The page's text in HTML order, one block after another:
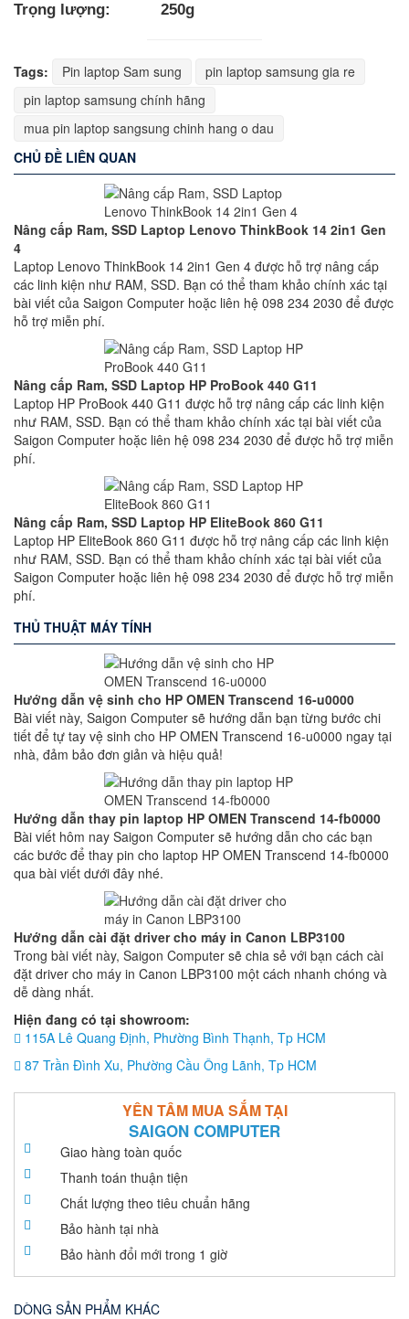
Trọng lượng: 250g
Tags: Pin laptop Sam sung
pin laptop samsung gia re
pin laptop samsung chính hãng
mua pin laptop sangsung chinh hang o dau
CHỦ ĐỀ LIÊN QUAN
Nâng cấp Ram, SSD Laptop Lenovo ThinkBook 14 2in1 Gen
4
Laptop Lenovo ThinkBook 14 2in1 Gen 4 được hỗ trợ nâng cấp
các linh kiện như RAM, SSD. Bạn có thể tham khảo chính xác tại
bài viết của Saigon Computer hoặc liên hệ 098 234 2030 để được
hỗ trợ miễn phí.
Nâng cấp Ram, SSD Laptop HP ProBook 440 G11
Laptop HP ProBook 440 G11 được hỗ trợ nâng cấp các linh kiện
như RAM, SSD. Bạn có thể tham khảo chính xác tại bài viết của
Saigon Computer hoặc liên hệ 098 234 2030 để được hỗ trợ miễn
phí.
Nâng cấp Ram, SSD Laptop HP EliteBook 860 G11
Laptop HP EliteBook 860 G11 được hỗ trợ nâng cấp các linh kiện
như RAM, SSD. Bạn có thể tham khảo chính xác tại bài viết của
Saigon Computer hoặc liên hệ 098 234 2030 để được hỗ trợ miễn
phí.
THỦ THUẬT MÁY TÍNH
Hướng dẫn vệ sinh cho HP OMEN Transcend 16-u0000
Bài viết này, Saigon Computer sẽ hướng dẫn bạn từng bước chi
tiết để tự tay vệ sinh cho HP OMEN Transcend 16-u0000 ngay tại
nhà, đảm bảo đơn giản và hiệu quả!
Hướng dẫn thay pin laptop HP OMEN Transcend 14-fb0000
Bài viết hôm nay Saigon Computer sẽ hướng dẫn cho các bạn
các bước để thay pin cho laptop HP OMEN Transcend 14-fb0000
qua bài viết dưới đây nhé.
Hướng dẫn cài đặt driver cho máy in Canon LBP3100
Trong bài viết này, Saigon Computer sẽ chia sẻ với bạn cách cài
đặt driver cho máy in Canon LBP3100 một cách nhanh chóng và
dễ dàng nhất.
Hiện đang có tại showroom:
115A Lê Quang Định, Phường Bình Thạnh, Tp HCM
87 Trần Đình Xu, Phường Cầu Ông Lãnh, Tp HCM
YÊN TÂM MUA SẮM TẠI
SAIGON COMPUTER
Giao hàng toàn quốc
Thanh toán thuận tiện
Chất lượng theo tiêu chuẩn hãng
Bảo hành tại nhà
Bảo hành đổi mới trong 1 giờ
DÒNG SẢN PHẨM KHÁC